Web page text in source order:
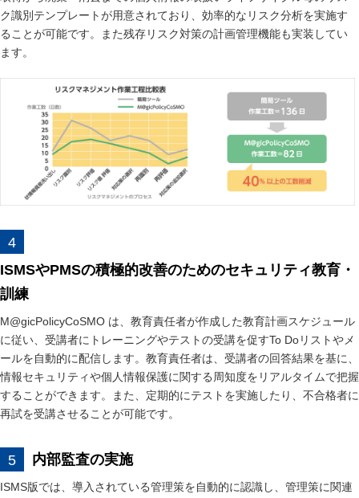
ク識別テンプレートが用意されており、効率的なリスク分析を実施す
ることが可能です。また残存リスク対策の計画管理機能も実装してい
ます。
ISMSやPMSの積極的改善のためのセキュリティ教育・
訓練
M@gicPolicyCoSMO は、教育責任者が作成した教育計画スケジュール
に従い、受講者にトレーニングやテストの受講を促すTo Doリストやメ
ールを自動的に配信します。教育責任者は、受講者の回答結果を基に、
情報セキュリティや個人情報保護に関する周知度をリアルタイムで把握
することができます。また、定期的にテストを実施したり、不合格者に
再試を受講させることが可能です。
内部監査の実施
ISMS版では、導入されている管理策を自動的に認識し、管理策に関連